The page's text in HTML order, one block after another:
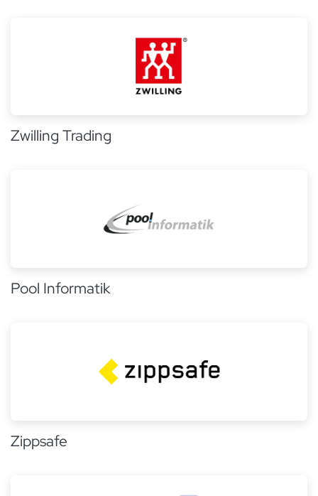
Zwilling Trading
Pool Informatik
Zippsafe